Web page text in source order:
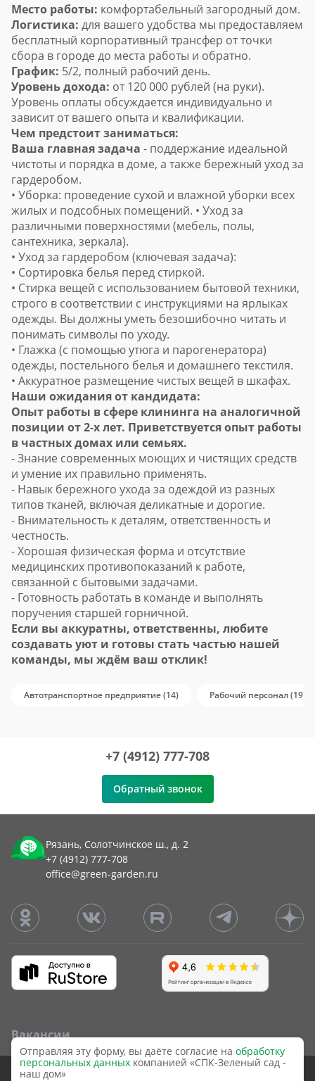
Место работы: комфортабельный загородный дом.
Логистика: для вашего удобства мы предоставляем
бесплатный корпоративный трансфер от точки
сбора в городе до места работы и обратно.
График: 5/2, полный рабочий день.
Уровень дохода: от 120 000 рублей (на руки).
Уровень оплаты обсуждается индивидуально и
зависит от вашего опыта и квалификации.
Чем предстоит заниматься:
Ваша главная задача - поддержание идеальной
чистоты и порядка в доме, а также бережный уход за
гардеробом.
• Уборка: проведение сухой и влажной уборки всех
жилых и подсобных помещений. • Уход за
различными поверхностями (мебель, полы,
сантехника, зеркала).
• Уход за гардеробом (ключевая задача):
• Сортировка белья перед стиркой.
• Стирка вещей с использованием бытовой техники,
строго в соответствии с инструкциями на ярлыках
одежды. Вы должны уметь безошибочно читать и
понимать символы по уходу.
• Глажка (с помощью утюга и парогенератора)
одежды, постельного белья и домашнего текстиля.
• Аккуратное размещение чистых вещей в шкафах.
Наши ожидания от кандидата:
Опыт работы в сфере клининга на аналогичной
позиции от 2-х лет. Приветствуется опыт работы
в частных домах или семьях.
- Знание современных моющих и чистящих средств
и умение их правильно применять.
- Навык бережного ухода за одеждой из разных
типов тканей, включая деликатные и дорогие.
- Внимательность к деталям, ответственность и
честность.
- Хорошая физическая форма и отсутствие
медицинских противопоказаний к работе,
связанной с бытовыми задачами.
- Готовность работать в команде и выполнять
поручения старшей горничной.
Если вы аккуратны, ответственны, любите
создавать уют и готовы стать частью нашей
команды, мы ждём ваш отклик!
Автотранспортное предприятие (14) Рабочий персонал (19)
+7 (4912) 777-708
Обратный звонок
Рязань, Солотчинское ш., д. 2
+7 (4912) 777-708
office@green-garden.ru
Вакансии
Представленные на сайте ГК «Зелёный Сад - наш дом»
Отправляя эту форму, вы даёте согласие на обработку
персональных данных компанией «СПК-Зеленый сад -
наш дом»